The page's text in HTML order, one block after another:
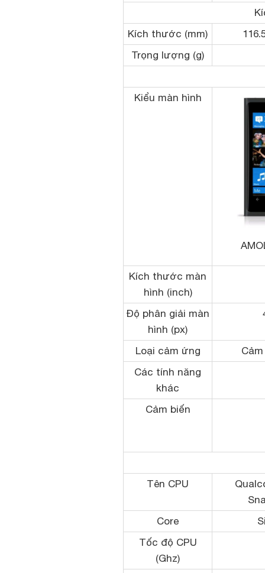
Kích thước (mm)
Trọng lượng (g)
Kiểu màn hình
Kích thước màn
hình (inch)
Độ phân giải màn
hình (px)
Loại cảm ứng
Các tính năng
khác
Cảm biến
Tên CPU
Core
Tốc độ CPU
(Ghz)